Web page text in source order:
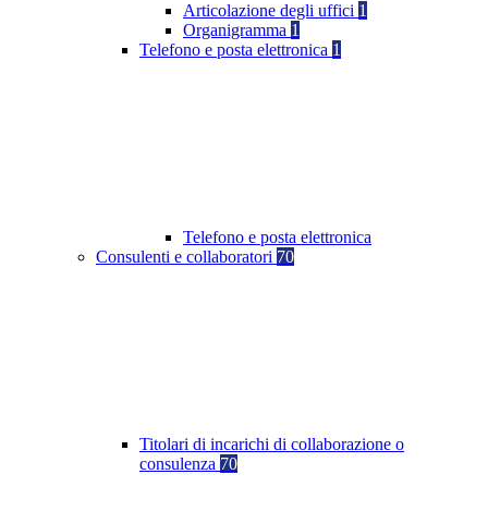
Articolazione degli uffici 1
Organigramma 1
Telefono e posta elettronica 1
Telefono e posta elettronica
Consulenti e collaboratori 70
Titolari di incarichi di collaborazione o
consulenza 70